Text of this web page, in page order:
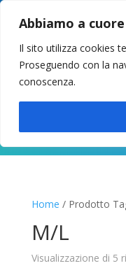
Abbiamo a
Il sito utilizza cookies
Proseguendo con la
conoscenza.
049
LUN-
Home / Prodotto
M/L
Visualizzazione di 5